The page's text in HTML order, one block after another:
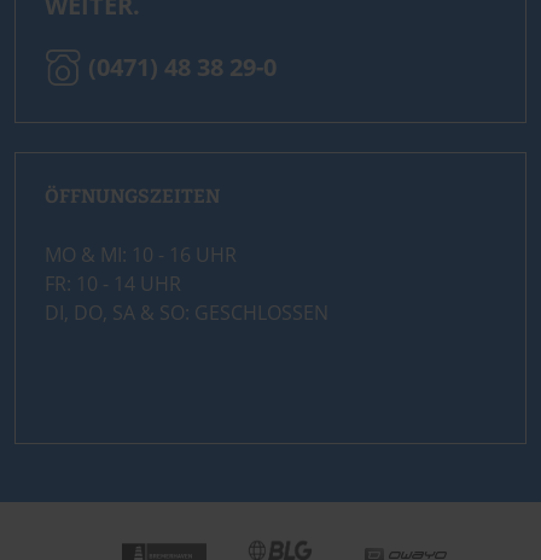
(0471) 48 38 29-0
ÖFFNUNGSZEITEN
MO & MI: 10 - 16 UHR
FR: 10 - 14 UHR
DI, DO, SA & SO: GESCHLOSSEN